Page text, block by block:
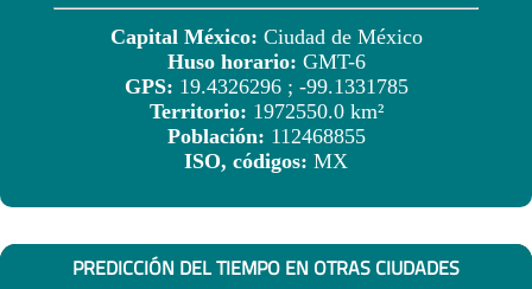
Capital México: Ciudad de México
Huso horario: GMT-6
GPS: 19.4326296 ; -99.1331785
Territorio: 1972550.0 km²
Población: 112468855
ISO, códigos: MX
PREDICCIÓN DEL TIEMPO EN OTRAS CIUDADES